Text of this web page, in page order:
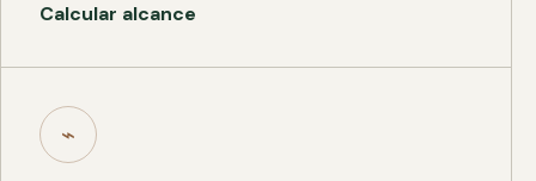
Calcular alcance
⌁